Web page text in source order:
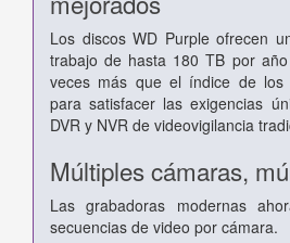
Los discos WD Purple ofrecen
trabajo de hasta 180 TB por
veces más que el índice de los
para satisfacer las exigencias
DVR y NVR de videovigilancia
Múltiples cámaras,
Las grabadoras modernas
secuencias de video por cámara.